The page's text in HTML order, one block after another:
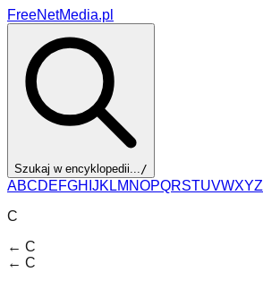
FreeNetMedia.pl
Szukaj w encyklopedii.../
ABCDEFGH JK LM NOPQRSTUVWXYZ
C
← C
← C